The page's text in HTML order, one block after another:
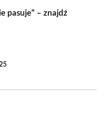
pasuje” – znajdź